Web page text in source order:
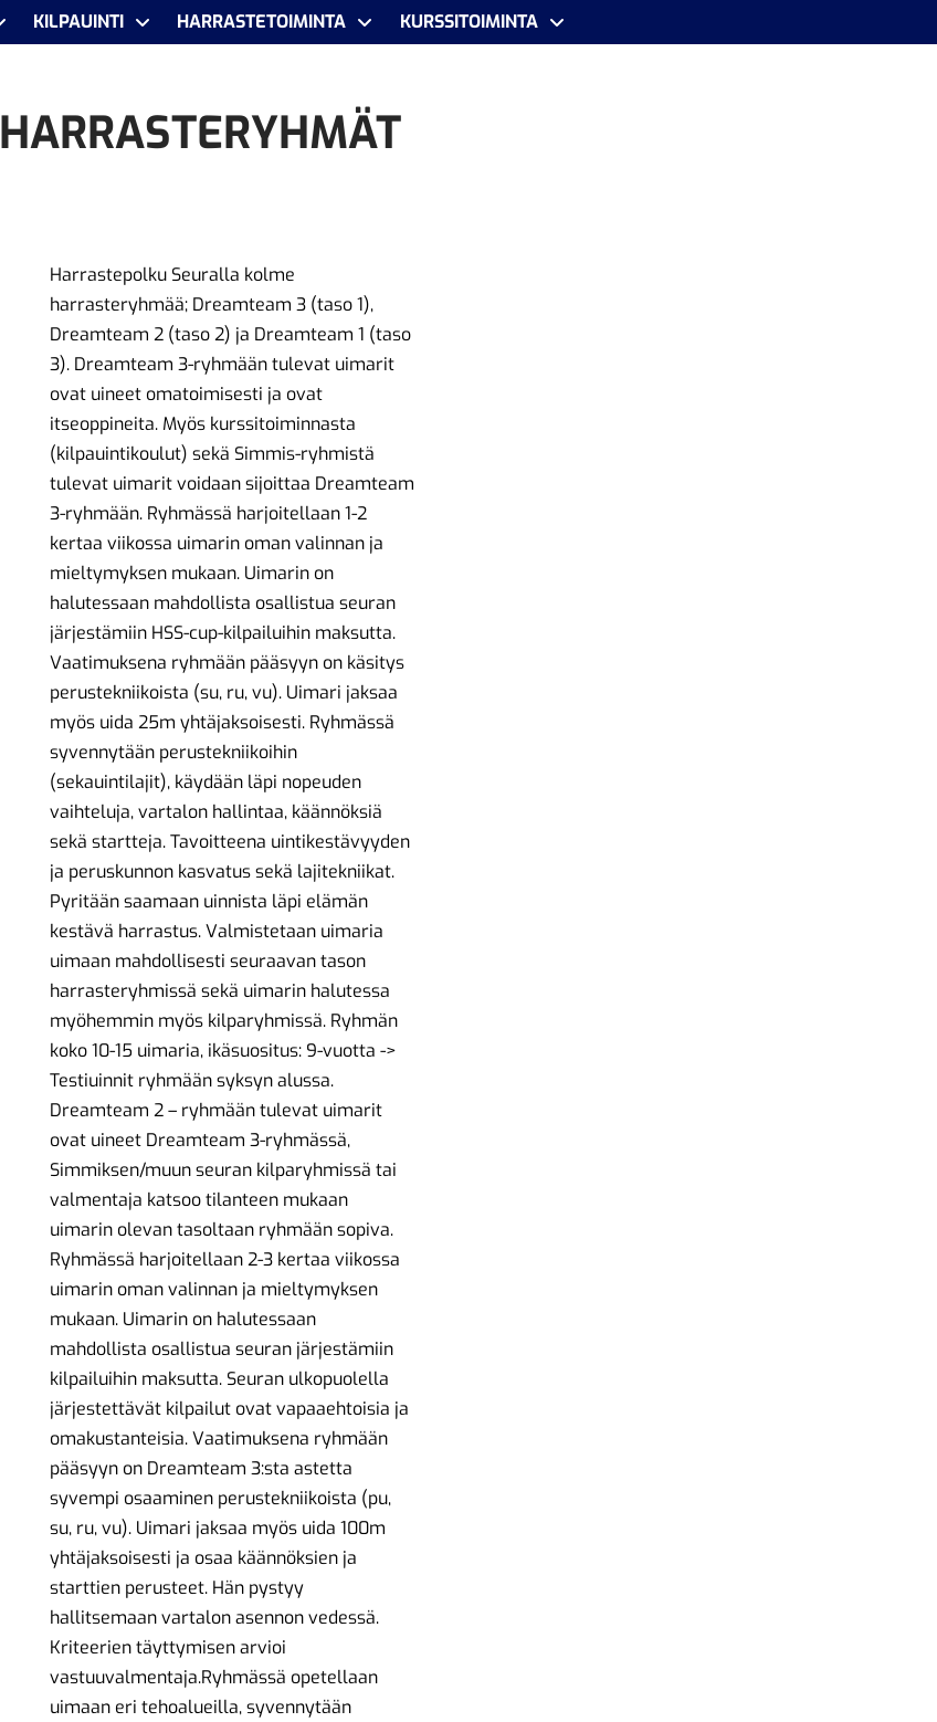
KILPAUINTI HARRASTETOIMINTA KURSSITOIMINTA
HARRASTERYHMÄT
Harrastepolku Seuralla kolme
harrasteryhmää; Dreamteam 3 (taso 1),
Dreamteam 2 (taso 2) ja Dreamteam 1 (taso
3). Dreamteam 3-ryhmään tulevat uimarit
ovat uineet omatoimisesti ja ovat
itseoppineita. Myös kurssitoiminnasta
(kilpauintikoulut) sekä Simmis-ryhmistä
tulevat uimarit voidaan sijoittaa Dreamteam
3-ryhmään. Ryhmässä harjoitellaan 1-2
kertaa viikossa uimarin oman valinnan ja
mieltymyksen mukaan. Uimarin on
halutessaan mahdollista osallistua seuran
järjestämiin HSS-cup-kilpailuihin maksutta.
Vaatimuksena ryhmään pääsyyn on käsitys
perustekniikoista (su, ru, vu). Uimari jaksaa
myös uida 25m yhtäjaksoisesti. Ryhmässä
syvennytään perustekniikoihin
(sekauintilajit), käydään läpi nopeuden
vaihteluja, vartalon hallintaa, käännöksiä
sekä startteja. Tavoitteena uintikestävyyden
ja peruskunnon kasvatus sekä lajitekniikat.
Pyritään saamaan uinnista läpi elämän
kestävä harrastus. Valmistetaan uimaria
uimaan mahdollisesti seuraavan tason
harrasteryhmissä sekä uimarin halutessa
myöhemmin myös kilparyhmissä. Ryhmän
koko 10-15 uimaria, ikäsuositus: 9-vuotta ->
Testiuinnit ryhmään syksyn alussa.
Dreamteam 2 – ryhmään tulevat uimarit
ovat uineet Dreamteam 3-ryhmässä,
Simmiksen/muun seuran kilparyhmissä tai
valmentaja katsoo tilanteen mukaan
uimarin olevan tasoltaan ryhmään sopiva.
Ryhmässä harjoitellaan 2-3 kertaa viikossa
uimarin oman valinnan ja mieltymyksen
mukaan. Uimarin on halutessaan
mahdollista osallistua seuran järjestämiin
kilpailuihin maksutta. Seuran ulkopuolella
järjestettävät kilpailut ovat vapaaehtoisia ja
omakustanteisia. Vaatimuksena ryhmään
pääsyyn on Dreamteam 3:sta astetta
syvempi osaaminen perustekniikoista (pu,
su, ru, vu). Uimari jaksaa myös uida 100m
yhtäjaksoisesti ja osaa käännöksien ja
starttien perusteet. Hän pystyy
hallitsemaan vartalon asennon vedessä.
Kriteerien täyttymisen arvioi
vastuuvalmentaja.Ryhmässä opetellaan
uimaan eri tehoalueilla, syvennytään